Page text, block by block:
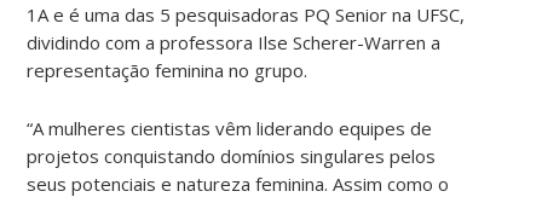
1A e é uma das 5 pesquisadoras PQ Senior na UFSC,
dividindo com a professora Ilse Scherer-Warren a
representação feminina no grupo.
“A mulheres cientistas vêm liderando equipes de
projetos conquistando domínios singulares pelos
seus potenciais e natureza feminina. Assim como o